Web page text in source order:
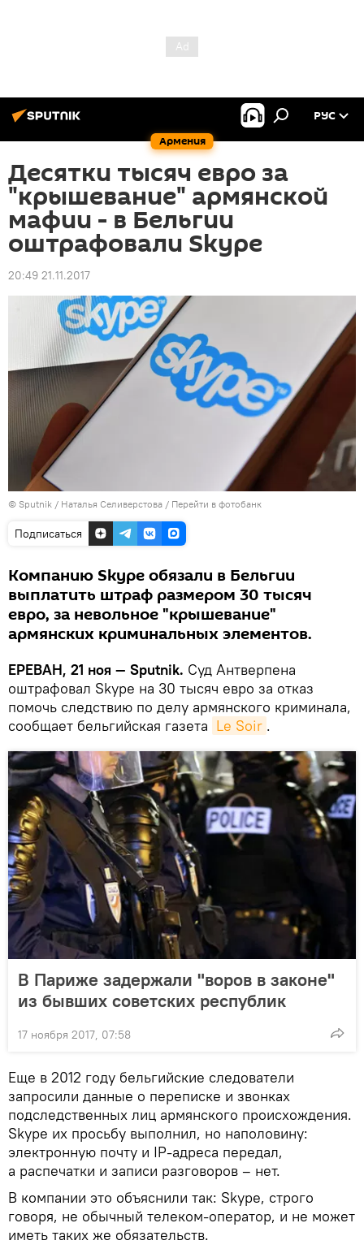
Армения
РУС
Десятки тысяч евро за
"крышевание" армянской
мафии - в Бельгии
оштрафовали Skype
20:49 21.11.2017
© Sputnik / Наталья Селиверстова / Перейти в фотобанк
Подписаться
Компанию Skype обязали в Бельгии
выплатить штраф размером 30 тысяч
евро, за невольное "крышевание"
армянских криминальных элементов.
ЕРЕВАН, 21 ноя — Sputnik. Суд Антверпена
оштрафовал Skype на 30 тысяч евро за отказ
помочь следствию по делу армянского криминала,
сообщает бельгийская газета Le Soir .
В Париже задержали "воров в законе"
из бывших советских республик
17 ноября 2017, 07:58
Еще в 2012 году бельгийские следователи
запросили данные о переписке и звонках
подследственных лиц армянского происхождения.
Skype их просьбу выполнил, но наполовину:
электронную почту и IP-адреса передал,
а распечатки и записи разговоров – нет.
В компании это объяснили так: Skype, строго
говоря, не обычный телеком-оператор, и не может
иметь таких же обязательств.